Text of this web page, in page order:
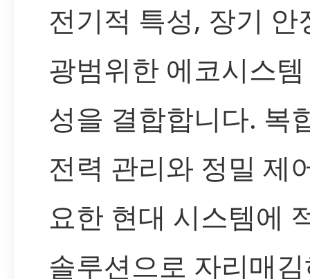
전기적 특성, 장기 안
광범위한 에코시스
성을 결합합니다. 복
전력 관리와 정밀 제
요한 현대 시스템에
솔루션으로 자리매